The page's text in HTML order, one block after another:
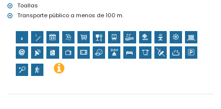
Toallas
Transporte público a menos de 100 m.